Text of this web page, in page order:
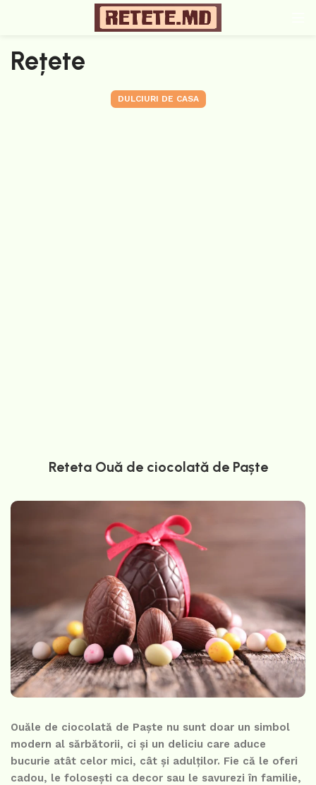
Rețete
DULCIURI DE CASA
Reteta Ouă de ciocolată de Paște
Ouăle de ciocolată de Paște nu sunt doar un simbol
modern al sărbătorii, ci și un deliciu care aduce
bucurie atât celor mici, cât și adulților. Fie că le oferi
cadou, le folosești ca decor sau le savurezi în familie,